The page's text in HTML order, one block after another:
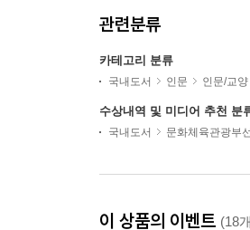
관련분류
카테고리 분류
국내도서 인문 인문/교양
수상내역 및 미디어 추천 분
국내도서 문화체육관광부
이 상품의 이벤트 (18